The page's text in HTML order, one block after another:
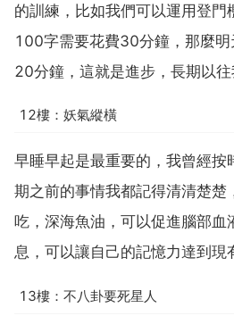
的訓練，比如我們可以運用登門
100字需要花費30分鐘，那麼
20分鐘，這就是進步，長期以往
12樓：妖氣縱橫
早睡早起是最重要的，我曾經按
期之前的事情我都記得清清楚楚
吃，深海魚油，可以促進腦部血
息，可以讓自己的記憶力達到現
13樓：不八卦要死星人